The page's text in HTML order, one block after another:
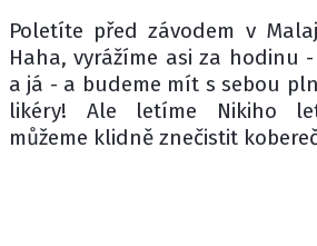
Poletíte před závodem v
Haha, vyrážíme asi za hodinu
a já - a budeme mít s sebou
likéry! Ale letíme Nikiho
můžeme klidně znečistit